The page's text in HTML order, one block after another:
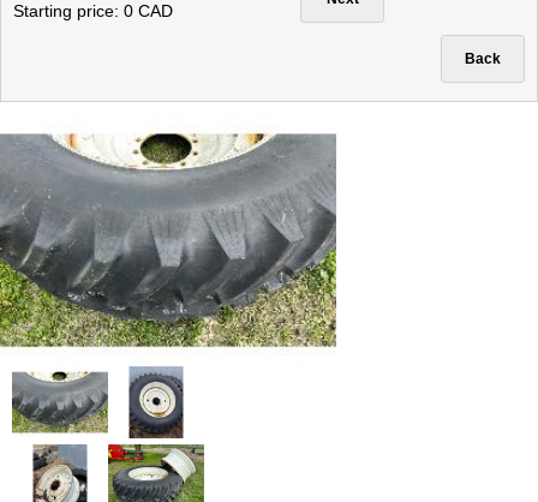
Starting price: 0 CAD